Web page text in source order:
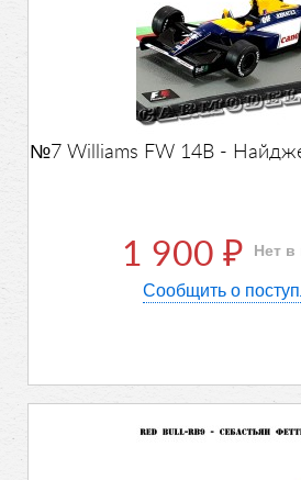
№7 Williams FW 14B -
1 900 ₽ Нет в
Сообщить о